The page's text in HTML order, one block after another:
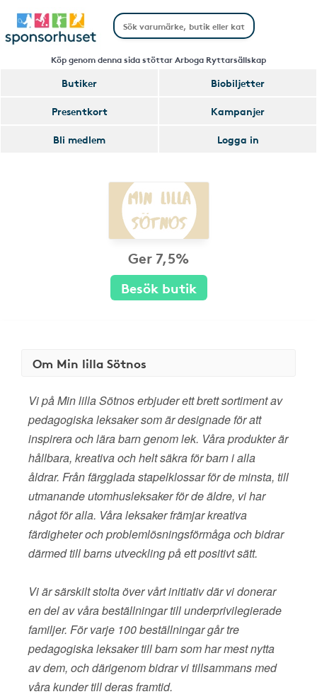
Köp genom denna sida stöttar Arboga Ryttarsällskap
Butiker
Biobiljetter
Presentkort
Kampanjer
Bli medlem
Logga in
Ger 7,5%
Besök butik
Om Min lilla Sötnos
Vi på Min lilla Sötnos erbjuder ett brett sortiment av
pedagogiska leksaker som är designade för att
inspirera och lära barn genom lek. Våra produkter är
hållbara, kreativa och helt säkra för barn i alla
åldrar. Från färgglada stapelklossar för de minsta, till
utmanande utomhusleksaker för de äldre, vi har
något för alla. Våra leksaker främjar kreativa
färdigheter och problemlösningsförmåga och bidrar
därmed till barns utveckling på ett positivt sätt.
Vi är särskilt stolta över vårt initiativ där vi donerar
en del av våra beställningar till underprivilegierade
familjer. För varje 100 beställningar går tre
pedagogiska leksaker till barn som har mest nytta
av dem, och därigenom bidrar vi tillsammans med
våra kunder till deras framtid.